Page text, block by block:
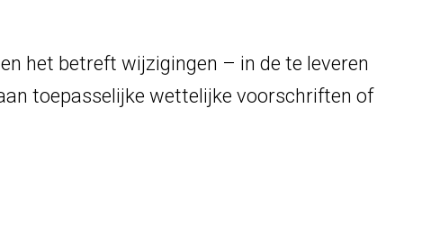
het betreft wijzigingen – in de te leveren
toepasselijke wettelijke voorschriften of